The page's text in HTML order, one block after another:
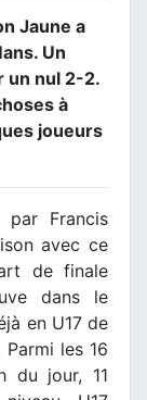
Jaune a
Un
un nul 2-2.
à
joueurs
par Francis
avec ce
de finale
dans le
en U17 de
les 16
du jour, 11